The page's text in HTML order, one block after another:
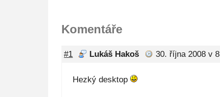
Komentáře
#1 Lukáš Hakoš 30. října 2008 v
Hezký desktop